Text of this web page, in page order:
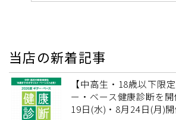
当店の新着記事
【中高生・18歳以下限
ー・ベース健康診断を
19日(水)・8月24日(月)開